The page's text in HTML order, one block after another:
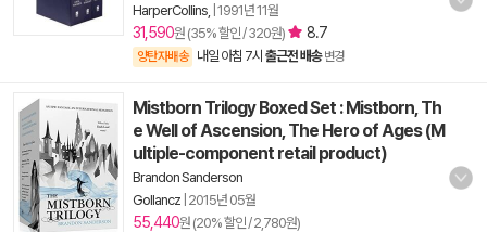
HarperCollins, 1991년 11월
31,590원 (35% 할인 / 320원) 8.7
양탄자배송 내일 아침 7시 출근전 배송 변경
Mistborn Trilogy Boxed Set : Mistborn, Th
e Well of Ascension, The Hero of Ages (M
ultiple-component retail product)
Brandon Sanderson
Gollancz 2015년 05월
55,440원 (20% 할인 / 2,780원)